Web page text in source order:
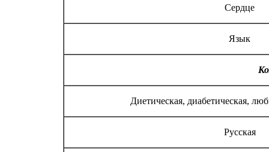
Сердце
Язык
Диетическая, диабетическая,
Русская